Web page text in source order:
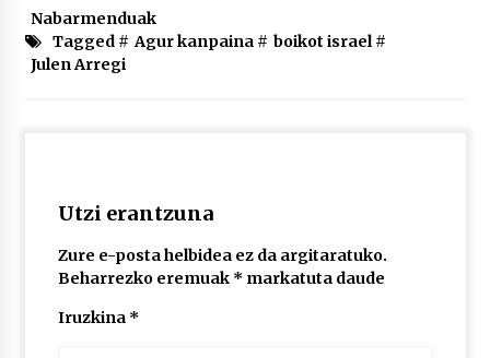
Nabarmenduak
Tagged # Agur kanpaina# boikot israel#
Julen Arregi
Utzi erantzuna
Zure e-posta helbidea ez da argitaratuko.
Beharrezko eremuak * markatuta daude
Iruzkina *